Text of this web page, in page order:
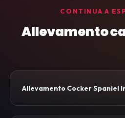
CONTINUA A
Allevamento
Allevamento Cocker Spaniel